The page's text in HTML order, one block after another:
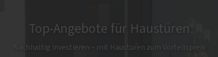
Top-Angebote für Haustüren
Nachhaltig investieren – mit Haustüren zum Vorteilspreis